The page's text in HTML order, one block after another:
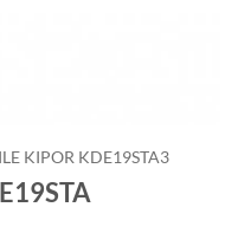
KIPOR KDE19STA3